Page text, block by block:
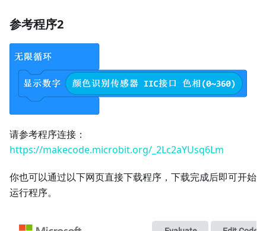
参考程序2
请参考程序连接：
https://makecode.microbit.org/_2Lc2aYUsq6Lm
你也可以通过以下网页直接下载程序，下载完成后即可开始
运行程序。